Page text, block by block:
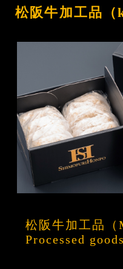
松阪牛加工品（
松阪牛加工品（
Processed goods